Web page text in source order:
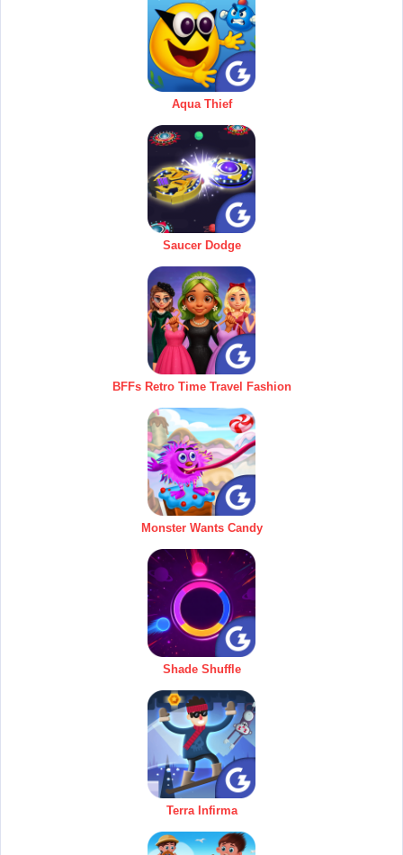
Aqua Thief
Saucer Dodge
BFFs Retro Time Travel Fashion
Monster Wants Candy
Shade Shuffle
Terra Infirma